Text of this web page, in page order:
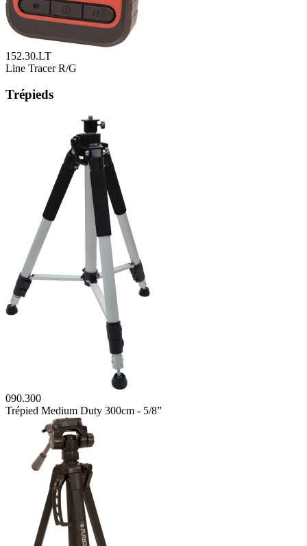
152.30.LT
Line Tracer R/G
Trépieds
090.300
Trépied Medium Duty 300cm - 5/8”